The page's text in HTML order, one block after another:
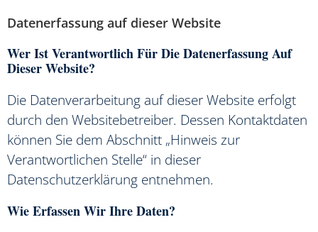
Datenerfassung auf dieser Website
Wer Ist Verantwortlich Für Die Datenerfassung Auf
Dieser Website?
Die Datenverarbeitung auf dieser Website erfolgt
durch den Websitebetreiber. Dessen Kontaktdaten
können Sie dem Abschnitt „Hinweis zur
Verantwortlichen Stelle“ in dieser
Datenschutzerklärung entnehmen.
Wie Erfassen Wir Ihre Daten?